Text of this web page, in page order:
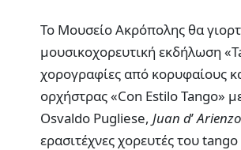
Το Μουσείο Ακρόπολης θα
μουσικοχορευτική εκδήλωση
χορογραφίες από κορυφαίους
ορχήστρας «Con Estilo Tango»
Osvaldo Pugliese, Juan d’Arienzo
ερασιτέχνες χορευτές του